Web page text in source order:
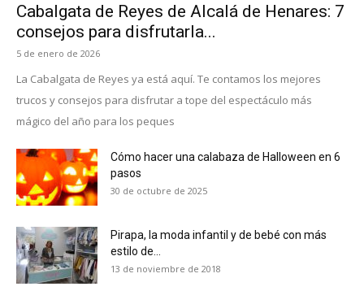
Cabalgata de Reyes de Alcalá de Henares: 7
consejos para disfrutarla...
5 de enero de 2026
La Cabalgata de Reyes ya está aquí. Te contamos los mejores
trucos y consejos para disfrutar a tope del espectáculo más
mágico del año para los peques
Cómo hacer una calabaza de Halloween en 6
pasos
30 de octubre de 2025
Pirapa, la moda infantil y de bebé con más
estilo de...
13 de noviembre de 2018